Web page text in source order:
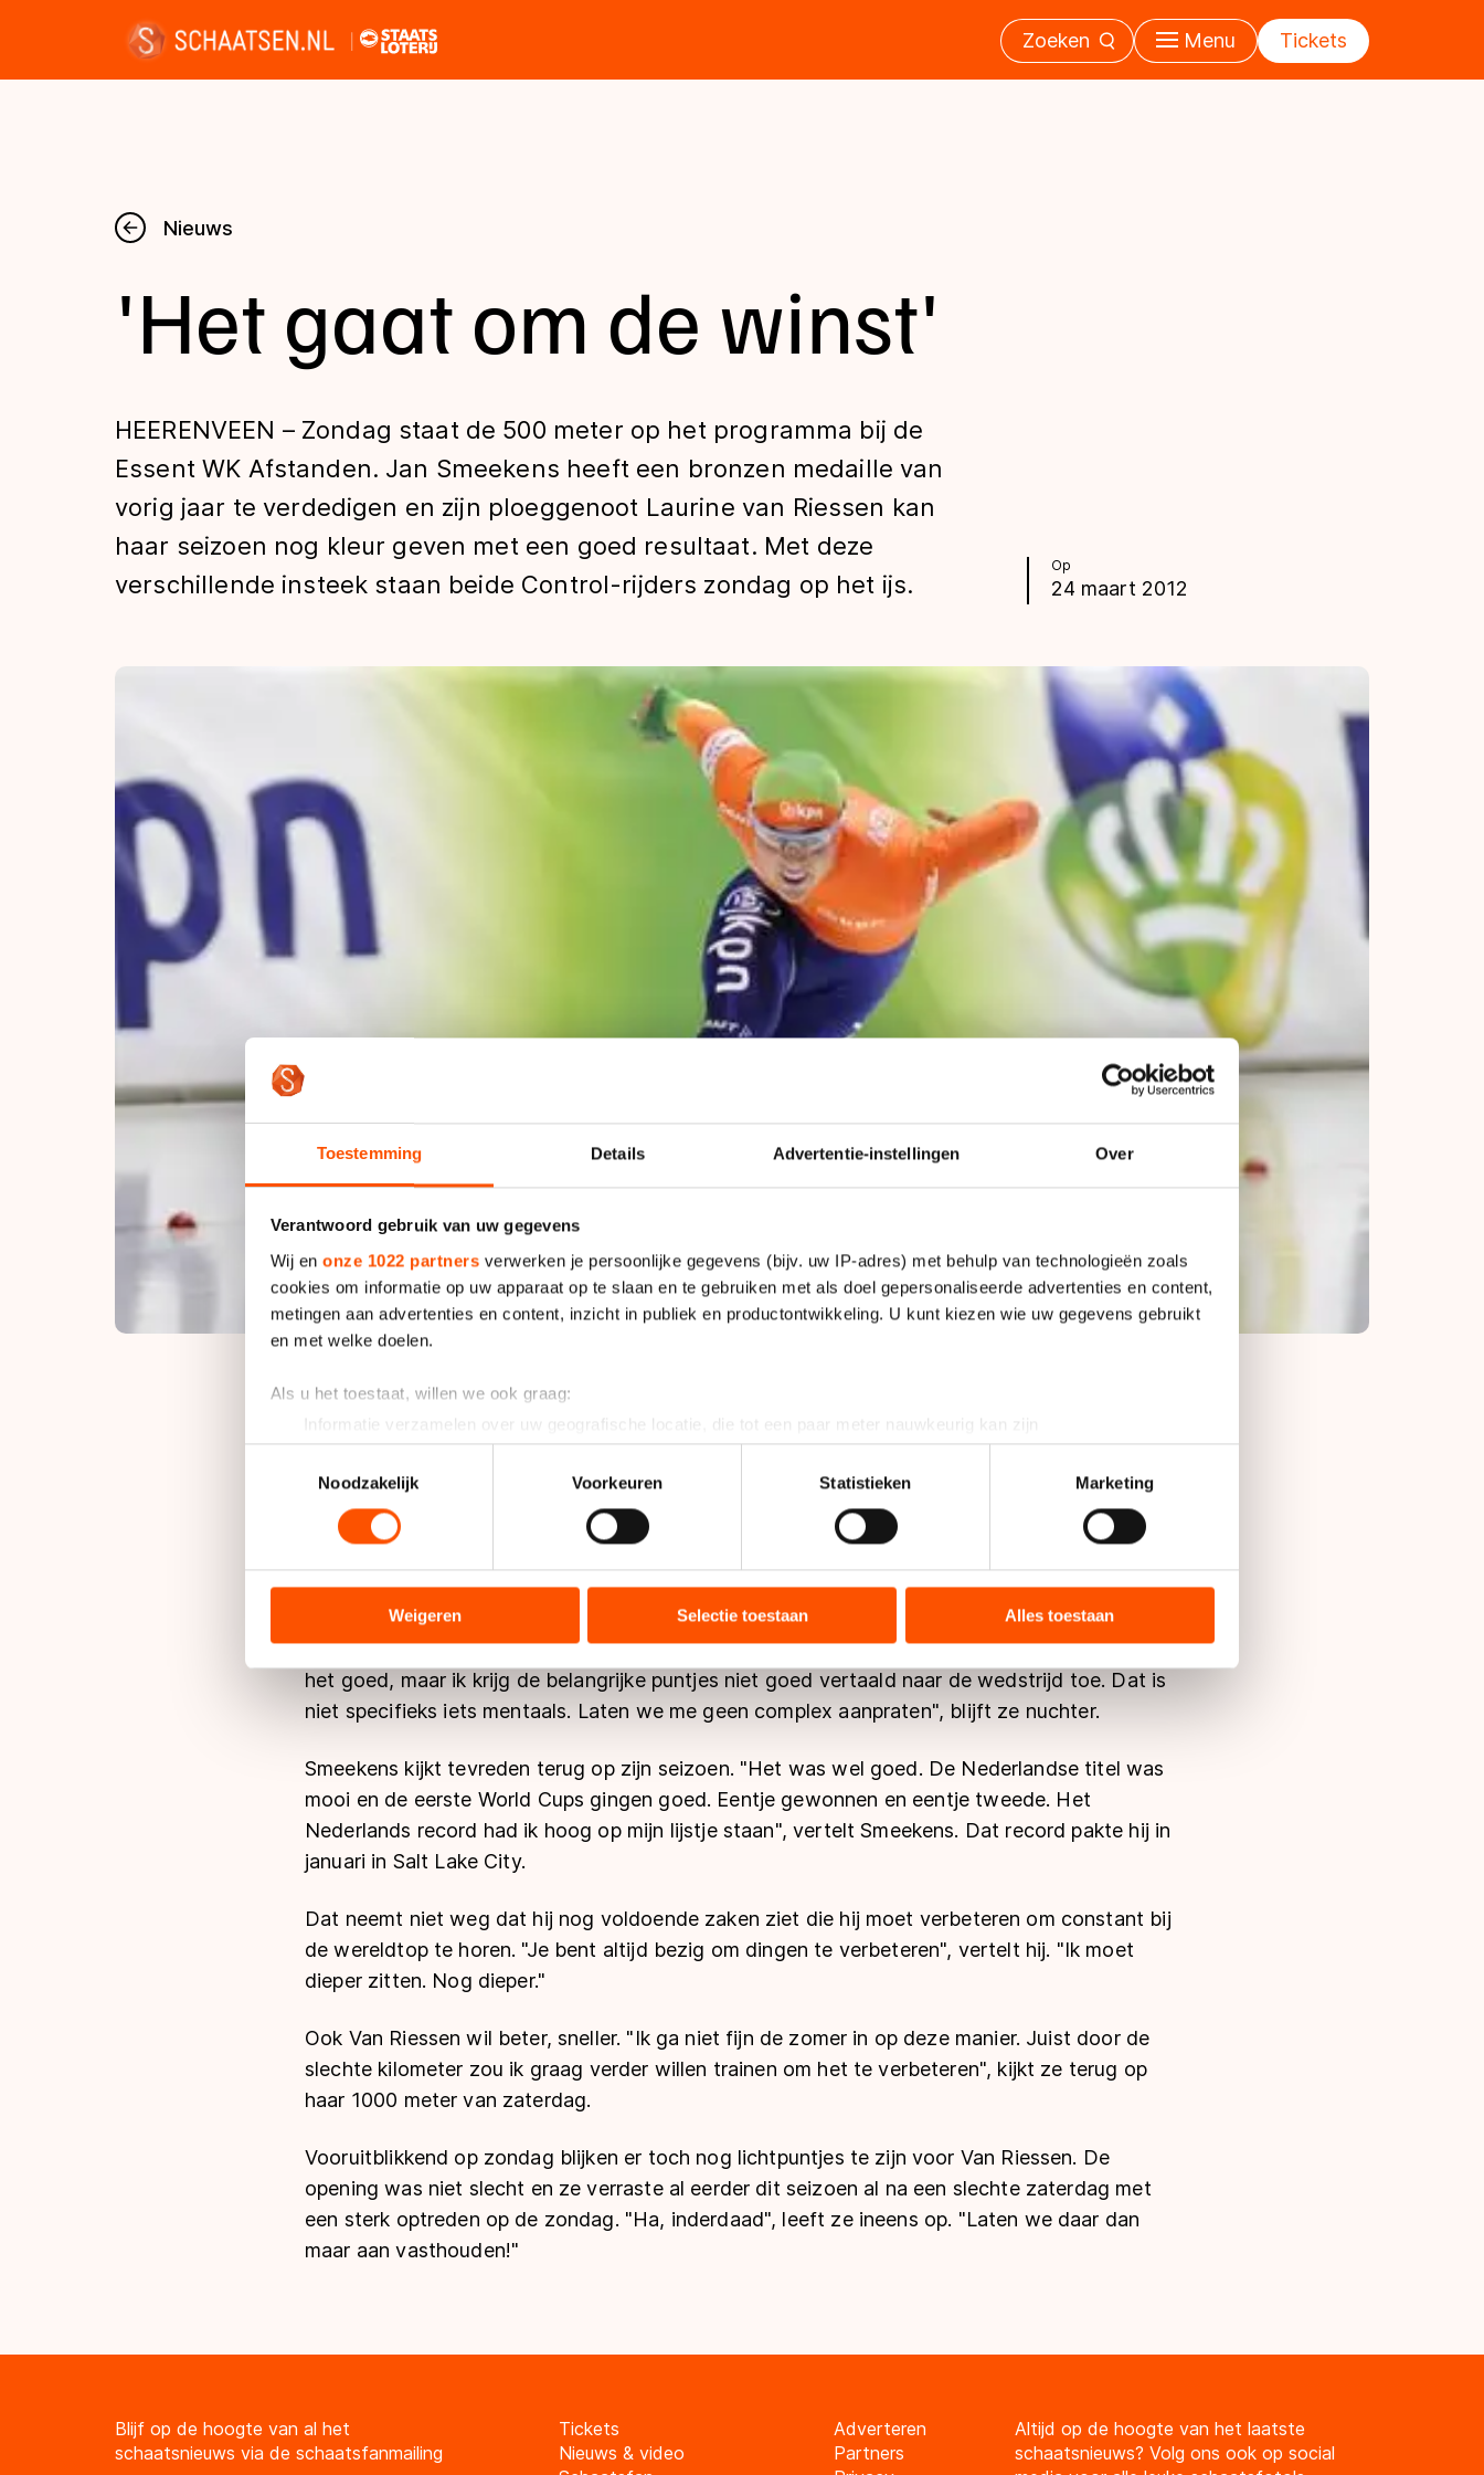
Toestemming Details Advertentie-instellingen Over
Verantwoord gebruik van uw gegevens
Wij en onze 1022 partners verwerken je persoonlijke gegevens (bijv. uw IP-adres) met behulp van technologieën zoals
cookies om informatie op uw apparaat op te slaan en te gebruiken met als doel gepersonaliseerde advertenties en content,
metingen aan advertenties en content, inzicht in publiek en productontwikkeling. U kunt kiezen wie uw gegevens gebruikt
en met welke doelen.
Als u het toestaat, willen we ook graag:
Informatie verzamelen over uw geografische locatie, die tot een paar meter nauwkeurig kan zijn
Uw apparaat identificeren door het actief te scannen op specifieke eigenschappen (fingerprinting)
Lees meer over hoe uw persoonlijke gegevens worden verwerkt en stel uw voorkeuren in het
detailgedeeltein. U kunt uw
toestemming op elk moment wijzigen of intrekken in de Cookieverklaring.
analyseren. We delen informatie over uw gebruik van onze site met onze partners voor social media, advertenties en
analyse. Zij kunnen deze combineren met andere gegevens die u aan hen heeft verstrekt of die zij hebben verzameld via
hun services. Sommige partners kunnen gegevens doorgeven aan landen buiten de EU, zoals de VS, waar mogelijk geen
adequaat beschermingsniveau geldt volgens de GDPR. Door op ‘Toestaan’ te klikken, stemt u in met deze overdracht.
Meer informatie vindt u in onscookiebeleid.
Noodzakelijk
Voorkeuren Statistieken Marketing
Weigeren Selectie toestaan Alles toestaan
Zoeken Menu Tickets
Nieuws
Kalender
Disciplines
Uitslagen
Tijden & historie
Olympische Spelen
Nieuws
Op
24 maart 2012
'Het gaat om de winst'
HEERENVEEN – Zondag staat de 500 meter op het programma bij de
Essent WK Afstanden. Jan Smeekens heeft een bronzen medaille van
vorig jaar te verdedigen en zijn ploeggenoot Laurine van Riessen kan
haar seizoen nog kleur geven met een goed resultaat. Met deze
verschillende insteek staan beide Control-rijders zondag op het ijs.
Bij de Essent WK in Inzell verbaasde Smeekens vriend en vijand. Hij won de eerste vijfhonderd
"Podium rijden is leuk, maar het gaat om de winst."
En dat moet kunnen, denkt hij. "Vorig jaar was ik goed en nu ook. De topvorm komt eraan",
Van Riessen zit op dit moment minder goed in haar vel en is niet zo zelfverzekerd als haar
ploeggenoot. "Het komt er dit seizoen bij wedstrijden gewoon niet uit. In de trainingen gaat
het goed, maar ik krijg de belangrijke puntjes niet goed vertaald naar de wedstrijd toe. Dat is
niet specifieks iets mentaals. Laten we me geen complex aanpraten", blijft ze nuchter.
Smeekens kijkt tevreden terug op zijn seizoen. "Het was wel goed. De Nederlandse titel was
mooi en de eerste World Cups gingen goed. Eentje gewonnen en eentje tweede. Het
Nederlands record had ik hoog op mijn lijstje staan", vertelt Smeekens. Dat record pakte hij in
januari in Salt Lake City.
Dat neemt niet weg dat hij nog voldoende zaken ziet die hij moet verbeteren om constant bij
de wereldtop te horen. "Je bent altijd bezig om dingen te verbeteren", vertelt hij. "Ik moet
dieper zitten. Nog dieper."
Ook Van Riessen wil beter, sneller. "Ik ga niet fijn de zomer in op deze manier. Juist door de
slechte kilometer zou ik graag verder willen trainen om het te verbeteren", kijkt ze terug op
haar 1000 meter van zaterdag.
Vooruitblikkend op zondag blijken er toch nog lichtpuntjes te zijn voor Van Riessen. De
opening was niet slecht en ze verraste al eerder dit seizoen al na een slechte zaterdag met
een sterk optreden op de zondag. "Ha, inderdaad", leeft ze ineens op. "Laten we daar dan
maar aan vasthouden!"
Blijf op de hoogte van al het
schaatsnieuws via de schaatsfanmailing
Tickets
Nieuws & video
Adverteren
Partners
Altijd op de hoogte van het laatste
schaatsnieuws? Volg ons ook op social